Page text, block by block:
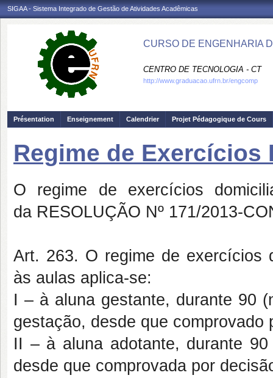
SIGAA - Sistema Integrado de Gestão de Atividades Acadêmicas
CURSO DE ENGENHARIA
CENTRO DE TECNOLOGIA - CT
http://www.graduacao.ufrn.br/engcomp
Présentation Enseignement Calendrier Projet Pédagogique de Cours
Regime de Exercícios
O regime de exercícios
da RESOLUÇÃO Nº 171/2013-
Art. 263. O regime de exercícios
às aulas aplica-se:
I – à aluna gestante, durante 90
gestação, desde que comprovado
II – à aluna adotante, durante
desde que comprovada por